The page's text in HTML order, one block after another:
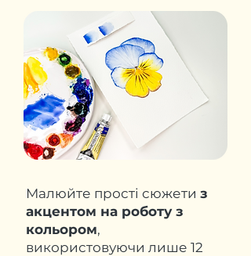
Малюйте прості сюжети з
акцентом на роботу з
кольором,
використовуючи лише 12